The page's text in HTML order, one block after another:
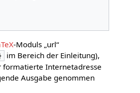
-Moduls „url“
im Bereich der Einleitung),
formatierte Internetadresse
Ausgabe genommen